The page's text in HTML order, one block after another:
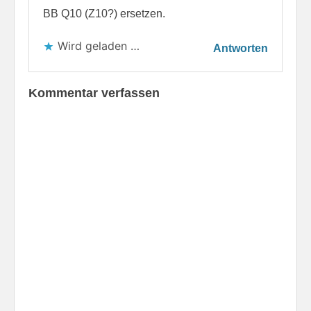
BB Q10 (Z10?) ersetzen.
Wird geladen … Antworten
Kommentar verfassen